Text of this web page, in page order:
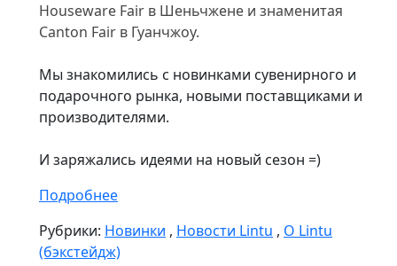
Houseware Fair в Шеньчжене и знаменитая
Canton Fair в Гуанчжоу.
Мы знакомились с новинками сувенирного и
подарочного рынка, новыми поставщиками и
производителями.
И заряжались идеями на новый сезон =)
Подробнее
Рубрики: Новинки , Новости Lintu , О Lintu
(бэкстейдж)